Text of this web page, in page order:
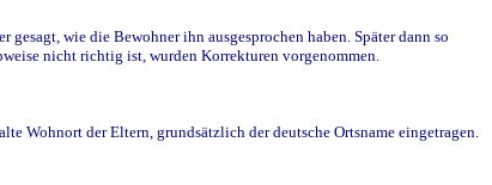
wie die Bewohner ihn ausgesprochen haben. Später dann so
nicht richtig ist, wurden Korrekturen vorgenommen.
Wohnort der Eltern, grundsätzlich der deutsche Ortsname eingetragen.